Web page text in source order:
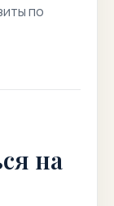
по
на